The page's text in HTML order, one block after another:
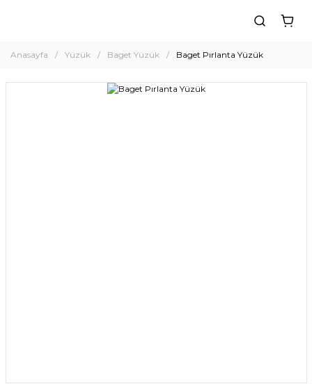
Anasayfa Yüzük Baget Yüzük Baget Pırlanta Yüzük